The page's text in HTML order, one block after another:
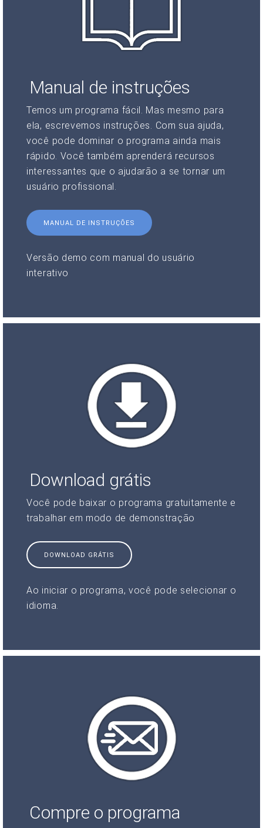
Manual de instruções
Temos um programa fácil. Mas mesmo para
ela, escrevemos instruções. Com sua ajuda,
você pode dominar o programa ainda mais
rápido. Você também aprenderá recursos
interessantes que o ajudarão a se tornar um
usuário profissional.
MANUAL DE INSTRUÇÕES
Versão demo com manual do usuário
interativo
Download grátis
Você pode baixar o programa gratuitamente e
trabalhar em modo de demonstração
DOWNLOAD GRÁTIS
Ao iniciar o programa, você pode selecionar o
idioma.
Compre o programa